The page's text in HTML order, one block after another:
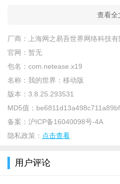
查看全
厂商：
上海网之易吾世界网络科技有
官网： 暂无
包名： com.netease.x19
名称： 我的世界：移动版
版本： 3.8.25.293531
MD5值：
备案： 沪ICP备16040098号-4A
隐私政策： 点击查看
用户评论